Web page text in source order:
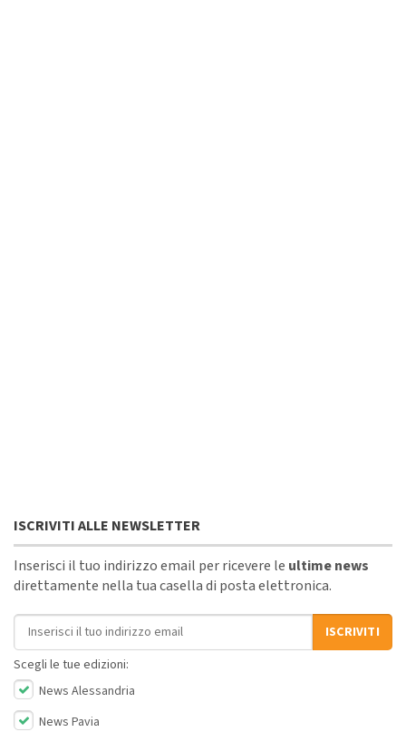
ISCRIVITI ALLE NEWSLETTER
Inserisci il tuo indirizzo email per ricevere le ultime news
direttamente nella tua casella di posta elettronica.
Indirizzo email
ISCRIVITI
Scegli le tue edizioni:
News Alessandria
News Pavia